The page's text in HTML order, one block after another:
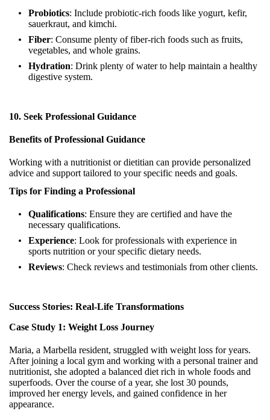
Probiotics: Include probiotic-rich foods like yogurt, kefir,
sauerkraut, and kimchi.
Fiber: Consume plenty of fiber-rich foods such as fruits,
vegetables, and whole grains.
Hydration: Drink plenty of water to help maintain a healthy
digestive system.
10. Seek Professional Guidance
Benefits of Professional Guidance
Working with a nutritionist or dietitian can provide personalized
advice and support tailored to your specific needs and goals.
Tips for Finding a Professional
Qualifications: Ensure they are certified and have the
necessary qualifications.
Experience: Look for professionals with experience in
sports nutrition or your specific dietary needs.
Reviews: Check reviews and testimonials from other clients.
Success Stories: Real-Life Transformations
Case Study 1: Weight Loss Journey
Maria, a Marbella resident, struggled with weight loss for years.
After joining a local gym and working with a personal trainer and
nutritionist, she adopted a balanced diet rich in whole foods and
superfoods. Over the course of a year, she lost 30 pounds,
improved her energy levels, and gained confidence in her
appearance.